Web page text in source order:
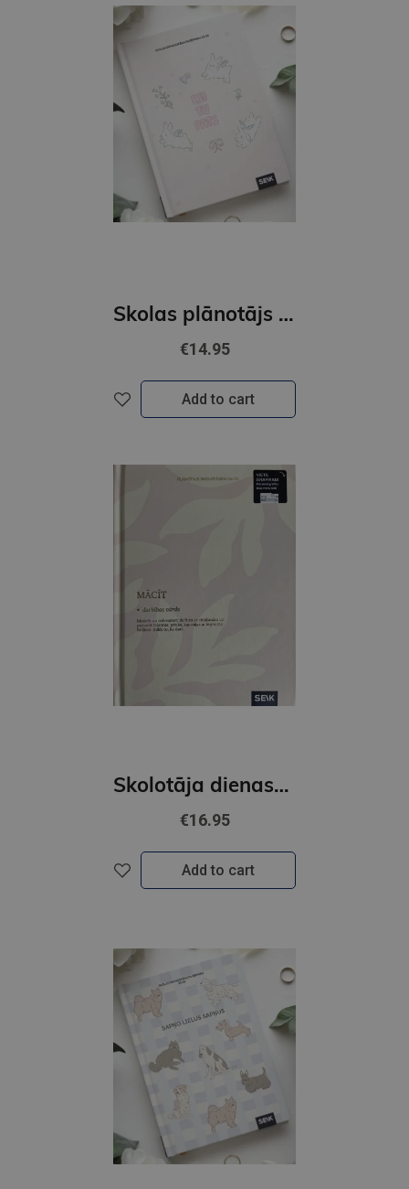
Skolas plānotājs 26/27 Mans laimīgais gads
€14.95
Add to cart
Skolotāja dienasgrāmata 26/27 Mācīt no sirds
€16.95
Add to cart